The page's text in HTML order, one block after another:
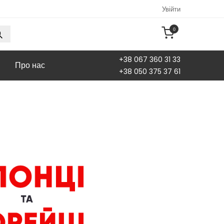
Увійти
0
Про нас
+38 067 360 31 33
+38 050 375 37 61